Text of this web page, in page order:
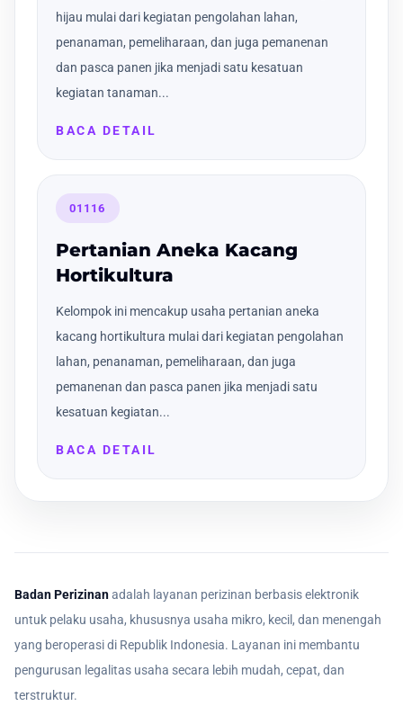
hijau mulai dari kegiatan pengolahan lahan,
penanaman, pemeliharaan, dan juga pemanenan
dan pasca panen jika menjadi satu kesatuan
kegiatan tanaman...
BACA DETAIL
01116
Pertanian Aneka Kacang
Hortikultura
Kelompok ini mencakup usaha pertanian aneka
kacang hortikultura mulai dari kegiatan pengolahan
lahan, penanaman, pemeliharaan, dan juga
pemanenan dan pasca panen jika menjadi satu
kesatuan kegiatan...
BACA DETAIL
Badan Perizinanadalah layanan perizinan berbasis elektronik
untuk pelaku usaha, khususnya usaha mikro, kecil, dan menengah
yang beroperasi di Republik Indonesia. Layanan ini membantu
pengurusan legalitas usaha secara lebih mudah, cepat, dan
terstruktur.